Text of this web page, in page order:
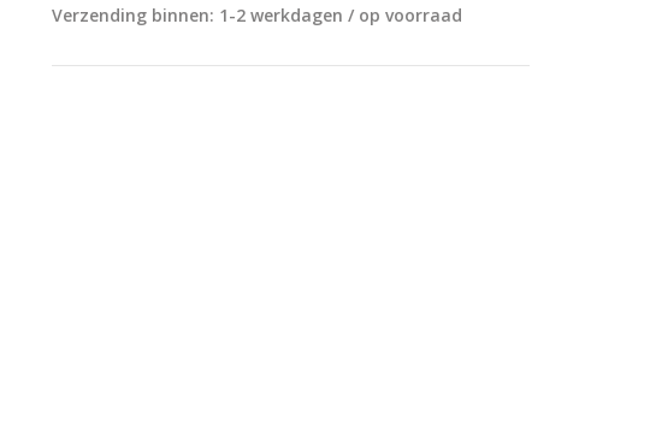
Verzending binnen: 1-2 werkdagen / op voorraad